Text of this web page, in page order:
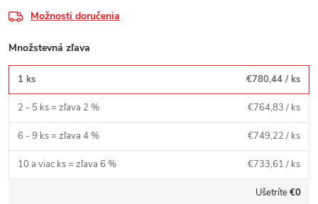
Možnosti doručenia
Množstevná zľava
1 ks €780,44 / ks
2 - 5 ks = zľava 2 % €764,83 / ks
6 - 9 ks = zľava 4 % €749,22 / ks
10 a viac ks = zľava 6 % €733,61 / ks
Ušetríte€0